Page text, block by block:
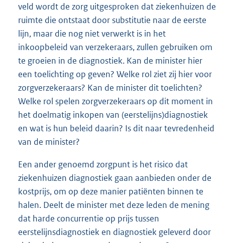
veld wordt de zorg uitgesproken dat ziekenhuizen de
ruimte die ontstaat door substitutie naar de eerste
lijn, maar die nog niet verwerkt is in het
inkoopbeleid van verzekeraars, zullen gebruiken om
te groeien in de diagnostiek. Kan de minister hier
een toelichting op geven? Welke rol ziet zij hier voor
zorgverzekeraars? Kan de minister dit toelichten?
Welke rol spelen zorgverzekeraars op dit moment in
het doelmatig inkopen van (eerstelijns)diagnostiek
en wat is hun beleid daarin? Is dit naar tevredenheid
van de minister?
Een ander genoemd zorgpunt is het risico dat
ziekenhuizen diagnostiek gaan aanbieden onder de
kostprijs, om op deze manier patiënten binnen te
halen. Deelt de minister met deze leden de mening
dat harde concurrentie op prijs tussen
eerstelijnsdiagnostiek en diagnostiek geleverd door